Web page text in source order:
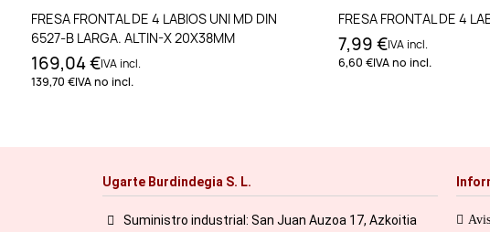
Añadir al carrito
FRESA FRONTAL DE 4 LABIOS UNI MD DIN
6527-B LARGA. ALTIN-X 20X38MM
169,04 €IVA incl.
139,70 €IVA no incl.
Añadir al
FRESA FRONTAL DE 4
7,99 €IVA incl.
6,60 €IVA no incl.
Ugarte Burdindegia S. L.
Suministro industrial: San Juan Auzoa 17, Azkoitia